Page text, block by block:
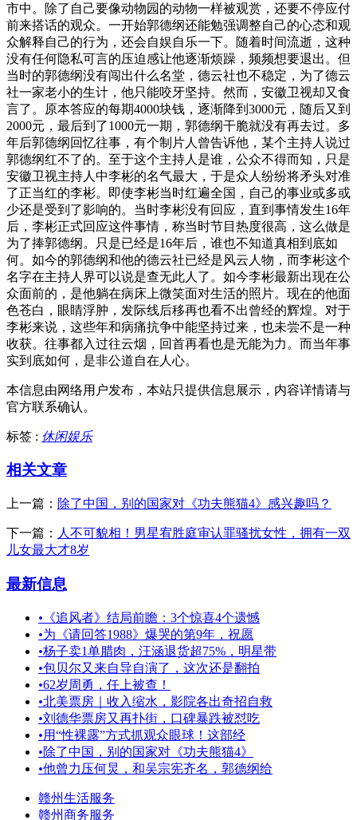
市中。除了自己要像动物园的动物一样被观赏，还要不停应付
前来搭话的观众。一开始郭德纲还能勉强调整自己的心态和观
众解释自己的行为，还会自娱自乐一下。随着时间流逝，这种
没有任何隐私可言的压迫感让他逐渐烦躁，频频想要退出。但
当时的郭德纲没有闯出什么名堂，德云社也不稳定，为了德云
社一家老小的生计，他只能咬牙坚持。然而，安徽卫视却又食
言了。原本答应的每期4000块钱，逐渐降到3000元，随后又到
2000元，最后到了1000元一期，郭德纲干脆就没有再去过。多
年后郭德纲回忆往事，有个制片人曾告诉他，某个主持人说过
郭德纲红不了的。至于这个主持人是谁，公众不得而知，只是
安徽卫视主持人中李彬的名气最大，于是众人纷纷将矛头对准
了正当红的李彬。即使李彬当时红遍全国，自己的事业或多或
少还是受到了影响的。当时李彬没有回应，直到事情发生16年
后，李彬正式回应这件事情，称当时节目热度很高，这么做是
为了捧郭德纲。只是已经是16年后，谁也不知道真相到底如
何。如今的郭德纲和他的德云社已经是风云人物，而李彬这个
名字在主持人界可以说是查无此人了。如今李彬最新出现在公
众面前的，是他躺在病床上微笑面对生活的照片。现在的他面
色苍白，眼睛浮肿，发际线后移再也看不出曾经的辉煌。对于
李彬来说，这些年和病痛抗争中能坚持过来，也未尝不是一种
收获。往事都入过往云烟，回首再看也是无能为力。而当年事
实到底如何，是非公道自在人心。
本信息由网络用户发布， 本站只提供信息展示，内容详情请与
官方联系确认。
标签 : 休闲娱乐
相关文章
上一篇： 除了中国，别的国家对《功夫熊猫4》感兴趣吗？
下一篇： 人不可貌相！男星宥胜庭审认罪骚扰女性，拥有一双
儿女最大才8岁
最新信息
• 《追风者》结局前瞻：3个惊喜4个遗憾
•为《请回答1988》爆哭的第9年，祝愿
•杨子卖1单腊肉，汪涵退货超75%，明星带
•包贝尔又来自导自演了，这次还是翻拍
•62岁周勇，任上被查！
•北美票房｜收入缩水，影院各出奇招自救
•刘德华票房又再扑街，口碑暴跌被怼吃
•用“性裸露”方式抓观众眼球！这部经
•除了中国，别的国家对《功夫熊猫4》
•他曾力压何炅，和吴宗宪齐名，郭德纲给
赣州生活服务
赣州商务服务